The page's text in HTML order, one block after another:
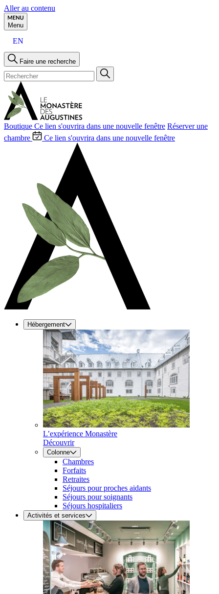
Aller au contenu
Menu
EN
Faire une recherche
Boutique Ce lien s'ouvrira dans une nouvelle fenêtre Réserver une
chambre
Ce lien s'ouvrira dans une nouvelle fenêtre
Hébergement
L’expérience Monastère
Découvrir
Colonne
Chambres
Forfaits
Retraites
Séjours pour proches aidants
Séjours pour soignants
Séjours hospitaliers
Activités et services